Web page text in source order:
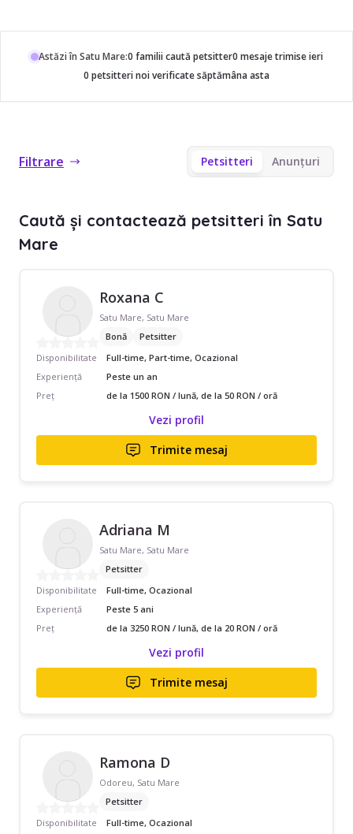
Astăzi în Satu Mare:0 familii caută petsitter0 mesaje trimise ieri
0 petsitteri noi verificate săptămâna asta
Filtrare Petsitteri Anunțuri
Caută și contactează petsitteri în Satu
Mare
Roxana C
Satu Mare, Satu Mare
Bonă
Petsitter
Disponibilitate
Full-time, Part-time, Ocazional
Experiență
Peste un an
Preț
de la 1500 RON / lună, de la 50 RON / oră
Vezi profil
Trimite mesaj
Adriana M
Satu Mare, Satu Mare
Petsitter
Disponibilitate
Full-time, Ocazional
Experiență
Peste 5 ani
Preț
de la 3250 RON / lună, de la 20 RON / oră
Vezi profil
Trimite mesaj
Ramona D
Odoreu, Satu Mare
Petsitter
Disponibilitate
Full-time, Ocazional